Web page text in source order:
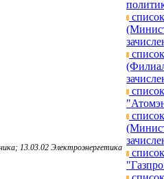
13.03.02 Электроэнергетика